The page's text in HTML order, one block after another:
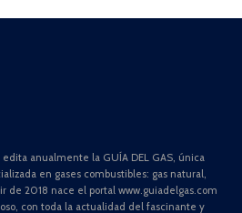
anualmente la GUÍA DEL GAS, única
en gases combustibles: gas natural,
de 2018 nace el portal www.guiadelgas.com
con toda la actualidad del fascinante y